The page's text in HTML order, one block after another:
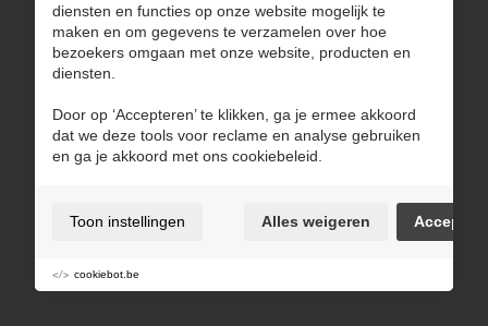
diensten en functies op onze website mogelijk te
maken en om gegevens te verzamelen over hoe
bezoekers omgaan met onze website, producten en
diensten.
Door op ‘Accepteren’ te klikken, ga je ermee akkoord
dat we deze tools voor reclame en analyse gebruiken
en ga je akkoord met ons cookiebeleid.
Toon instellingen Alles weigeren
cookiebot.be